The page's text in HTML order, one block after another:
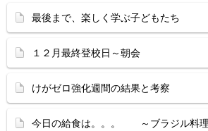
最後まで、楽しく学ぶ子どもたち
１２月最終登校日～朝会
けがゼロ強化週間の結果と考察
今日の給食は。。。 ～ブラジル料理